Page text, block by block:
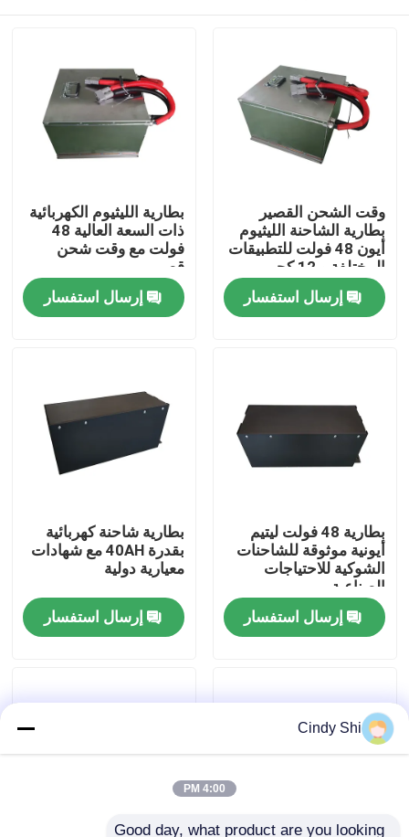
بيت
معلومات عنا
رقابة جودة
اطلب اقتباس
بطارية ليثيوم أيون رافعة شوكية كهربائية
بطارية شاحنة البليت
وقت الشحن القصير
بطارية الشاحنة الليثيوم
أيون 48 فولت للتطبيقات
المختلفة و 12 كجم
خفيفة الوزن
إرسال استفسار
بطارية الليثيوم الكهربائية
ذات السعة العالية 48
فولت مع وقت شحن
قصير
إرسال استفسار
بطارية 48 فولت ليتيم
أيونية موثوقة للشاحنات
الشوكية للاحتياجات
الصناعية
إرسال استفسار
بطارية شاحنة كهربائية
بقدرة 40AH مع شهادات
معيارية دولية
إرسال استفسار
Cindy Shi
4:00 PM
Good day, what product are you looking